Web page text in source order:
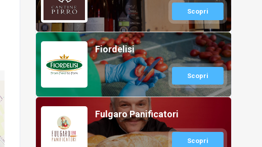
Scopri
Fiordelisi
Scopri
Fulgaro Panificatori
Scopri